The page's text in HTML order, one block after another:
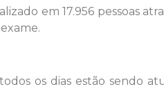
em 17.956 pessoas
os dias estão sendo